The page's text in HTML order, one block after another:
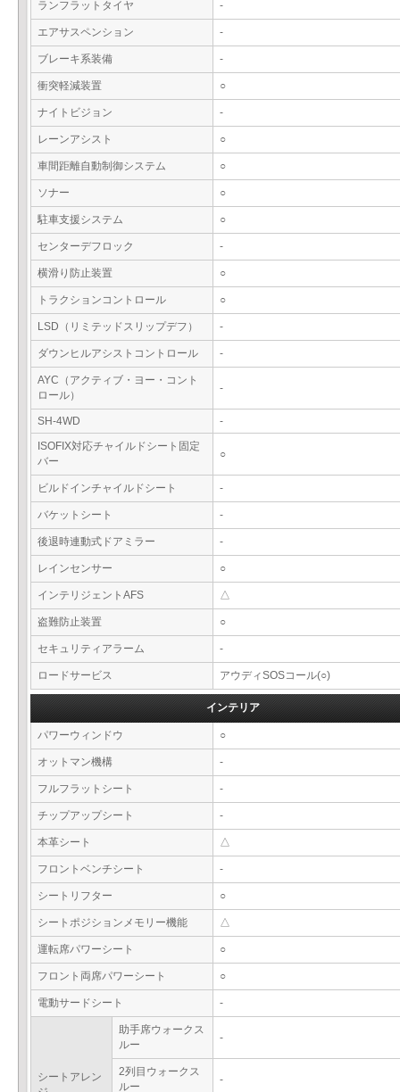
ランフラットタイヤ -
エアサスペンション -
ブレーキ系装備 -
衝突軽減装置 ○
ナイトビジョン -
レーンアシスト ○
車間距離自動制御システム ○
ソナー ○
駐車支援システム ○
センターデフロック -
横滑り防止装置 ○
トラクションコントロール ○
LSD（リミテッドスリップデフ） -
ダウンヒルアシストコントロール -
AYC（アクティブ・ヨー・コント
ロール）
-
SH-4WD
-
ISOFIX対応チャイルドシート固定
バー
○
ビルドインチャイルドシート -
バケットシート -
後退時連動式ドアミラー -
レインセンサー ○
インテリジェントAFS △
盗難防止装置 ○
セキュリティアラーム -
ロードサービス アウディSOSコール(○)
インテリア
パワーウィンドウ ○
オットマン機構 -
フルフラットシート -
チップアップシート -
本革シート △
フロントベンチシート -
シートリフター ○
シートポジションメモリー機能 △
運転席パワーシート ○
フロント両席パワーシート ○
電動サードシート -
シートアレン
助手席ウォークス
ルー
-
2列目ウォークス
ルー
-